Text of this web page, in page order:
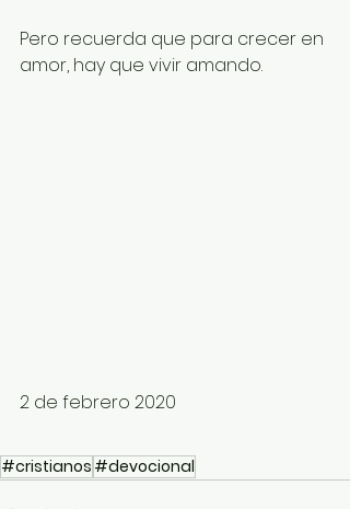
Pero recuerda que para crecer en
amor, hay que vivir amando.
2 de febrero 2020
#cristianos #devocional